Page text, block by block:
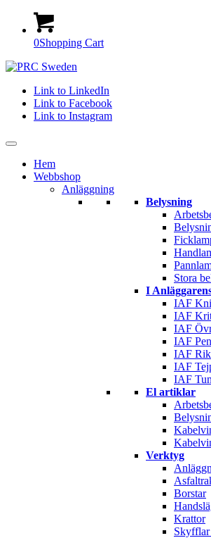
0Shopping Cart
Link to LinkedIn
Link to Facebook
Link to Instagram
Hem
Webbshop
Anläggning
Belysning
Stora
I
IAF
IAF
IAF
IAF
IAF
IAF
IAF
El artiklar
Verktyg
Borstar
Krattor